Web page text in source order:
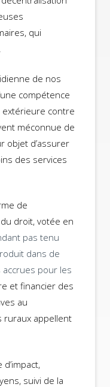
qui
de nos
compétence
contre
méconnue de
objet d’assurer
des services
de
droit, votée en
pas tenu
dans de
pour les
et financier des
au
ruraux appellent
suivi de la